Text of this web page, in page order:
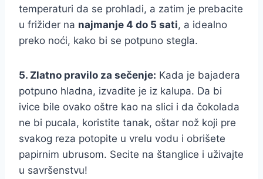
temperaturi da se prohladi, a zatim je prebacite
u frižider na najmanje 4 do 5 sati, a idealno
preko noći, kako bi se potpuno stegla.
5. Zlatno pravilo za sečenje: Kada je bajadera
potpuno hladna, izvadite je iz kalupa. Da bi
ivice bile ovako oštre kao na slici i da čokolada
ne bi pucala, koristite tanak, oštar nož koji pre
svakog reza potopite u vrelu vodu i obrišete
papirnim ubrusom. Secite na štanglice i uživajte
u savršenstvu!